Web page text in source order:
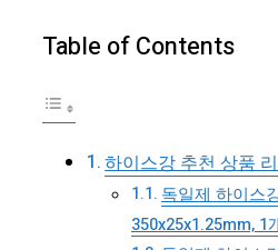
Table of Contents
하이스강 추천 상품
독일제 하이스
350x25x1.25mm, 1